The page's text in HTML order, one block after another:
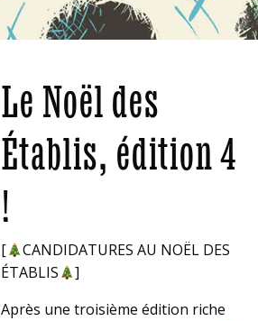
Le Noël des
Établis, édition 4
!
[
CANDIDATURES AU NOËL DES
ÉTABLIS
]
Après une troisième édition riche